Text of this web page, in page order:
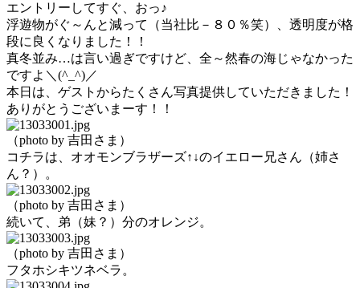
エントリーしてすぐ、おっ♪
浮遊物がぐ～んと減って（当社比－８０％笑）、透明度が格
段に良くなりました！！
真冬並み…は言い過ぎですけど、全～然春の海じゃなかった
ですよ＼(^_^)／
本日は、ゲストからたくさん写真提供していただきました！
ありがとうございまーす！！
（photo by 吉田さま）
コチラは、オオモンブラザーズ↑↓のイエロー兄さん（姉さ
ん？）。
（photo by 吉田さま）
続いて、弟（妹？）分のオレンジ。
（photo by 吉田さま）
フタホシキツネベラ。